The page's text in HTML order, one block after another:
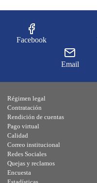
Facebook
Email
Régimen legal
Contratación
Rendición de cuentas
Pago virtual
Calidad
Correo institucional
Redes Sociales
Quejas y reclamos
Encuesta